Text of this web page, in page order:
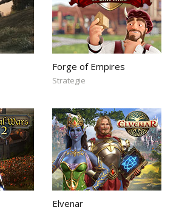
Forge of Empires
Strategie
Elvenar